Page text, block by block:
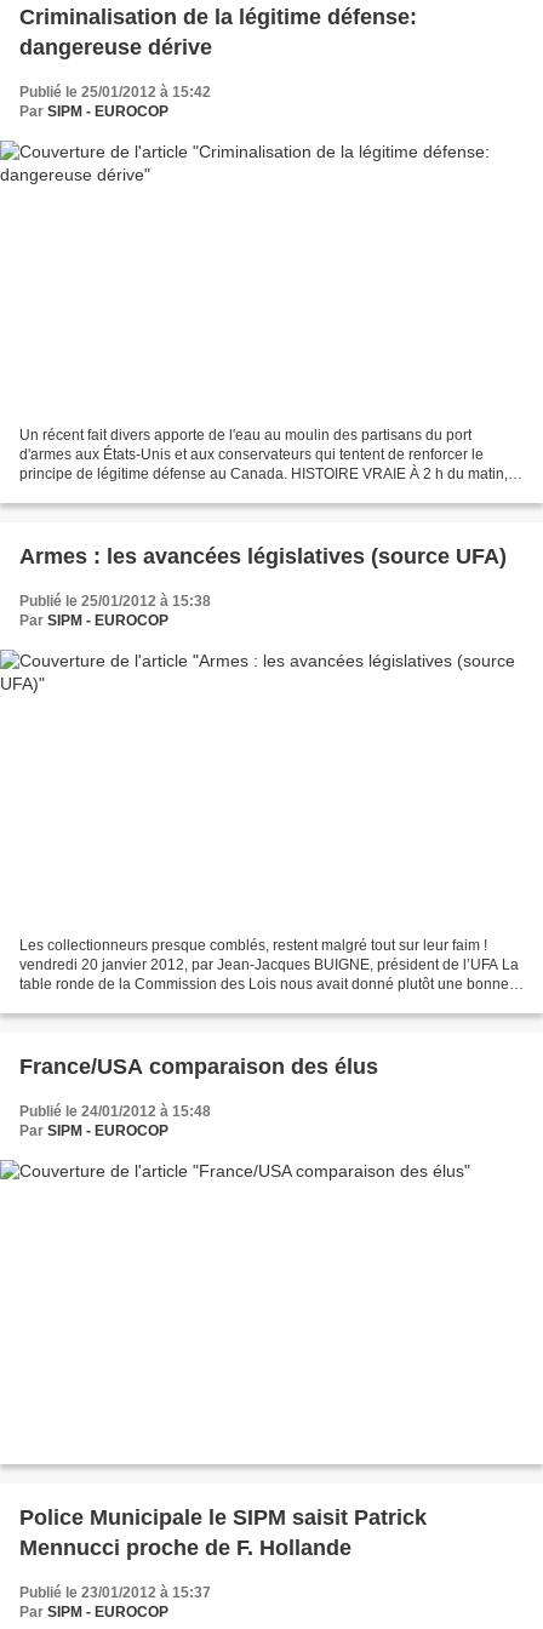
Criminalisation de la légitime défense:
dangereuse dérive
Publié le 25/01/2012 à 15:42
Par SIPM - EUROCOP
Un récent fait divers apporte de l'eau au moulin des partisans du port
d'armes aux États-Unis et aux conservateurs qui tentent de renforcer le
principe de légitime défense au Canada. HISTOIRE VRAIE À 2 h du matin, la
Armes : les avancées législatives (source UFA)
Publié le 25/01/2012 à 15:38
Par SIPM - EUROCOP
Les collectionneurs presque comblés, restent malgré tout sur leur faim !
vendredi 20 janvier 2012, par Jean-Jacques BUIGNE, président de l’UFA La
table ronde de la Commission des Lois nous avait donné plutôt une bonne
France/USA comparaison des élus
Publié le 24/01/2012 à 15:48
Par SIPM - EUROCOP
Police Municipale le SIPM saisit Patrick
Mennucci proche de F. Hollande
Publié le 23/01/2012 à 15:37
Par SIPM - EUROCOP